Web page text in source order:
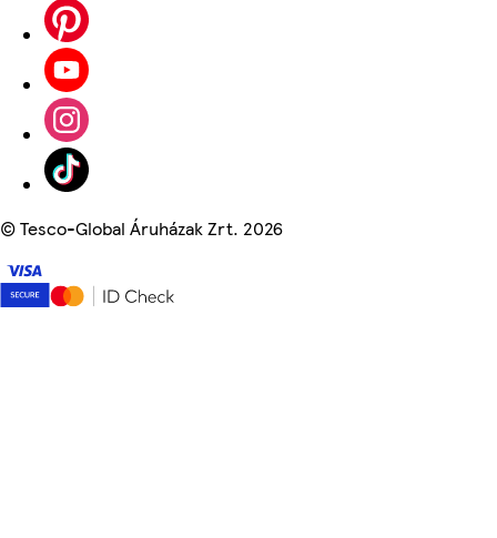
©Tesco-Global Áruházak Zrt. 2026